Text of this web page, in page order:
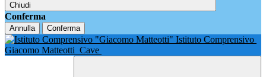
Chiudi
Conferma
Annulla Conferma
Istituto Comprensivo
Giacomo Matteotti Cave